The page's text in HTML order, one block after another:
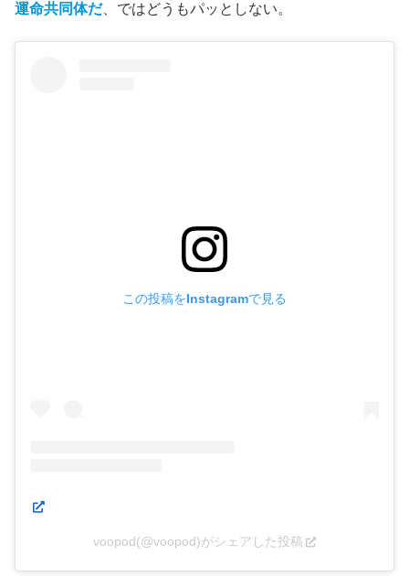
運命共同体だ、ではどうもパッとしない。
この投稿をInstagramで見る
voopod(@voopod)がシェアした投稿